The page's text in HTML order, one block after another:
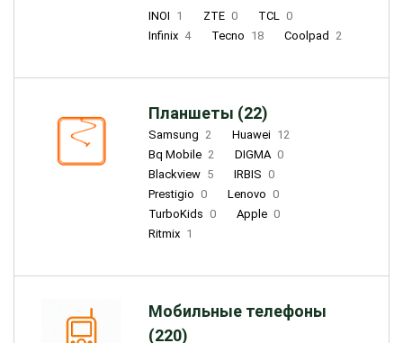
INOI 1 ZTE 0 TCL 0
Infinix 4 Tecno 18 Coolpad 2
Планшеты (22)
Samsung 2 Huawei 12
Bq Mobile 2 DIGMA 0
Blackview 5 IRBIS 0
Prestigio 0 Lenovo 0
TurboKids 0 Apple 0
Ritmix 1
Мобильные телефоны
(220)